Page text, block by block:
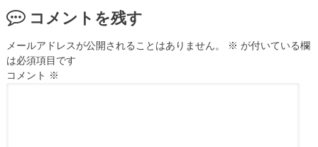
コメントを残す
メールアドレスが公開されることはありません。 ※ が付いている欄
は必須項目です
コメント ※